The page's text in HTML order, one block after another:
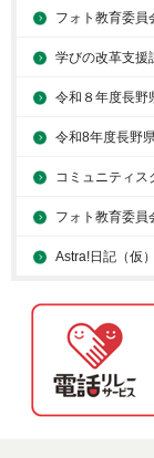
フォト教育委員
学びの改革支援
令和８年度長野
令和8年度長野
コミュニティス
フォト教育委員
Astra!日記（仮）